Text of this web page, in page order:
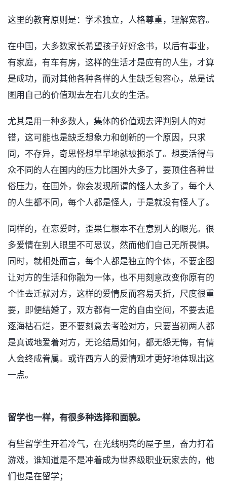
这里的教育原则是：学术独立，人格尊重，理解宽容。
在中国，大多数家长希望孩子好好念书，以后有事业，
有家庭，有车有房，这样的生活才是应有的人生，才算
是成功，而对其他各种各样的人生缺乏包容心，总是试
图用自己的价值观去左右儿女的生活。
尤其是用一种多数人，集体的价值观去评判别人的对
错，这可能也是缺乏想象力和创新的一个原因，只求
同，不存异，奇思怪想早早地就被扼杀了。想要活得与
众不同的人在国内的压力比国外大多了，要顶住各种世
俗压力，在国外，你会发现所谓的怪人太多了，每个人
的人生都不同，每个人都是怪人，于是就没有怪人了。
同样的，在恋爱时，歪果仁根本不在意别人的眼光。很
多爱情在别人眼里不可思议，然而他们自己无所畏惧。
同时，就相处而言，每个人都是独立的个体，不要企图
让对方的生活和你融为一体，也不用刻意改变你原有的
个性去迁就对方，这样的爱情反而容易夭折，尺度很重
要，即便结婚了，双方都有一定的自由空间，不要去追
逐海枯石烂，更不要刻意去考验对方，只要当初两人都
是真诚地爱着对方，无论结局如何，都无怨无悔，有情
人会终成眷属。或许西方人的爱情观才更好地体现出这
一点。
留学也一样，有很多种选择和面貌。
有些留学生开着冷气，在光线明亮的屋子里，奋力打着
游戏，谁知道是不是冲着成为世界级职业玩家去的，他
们也是在留学；